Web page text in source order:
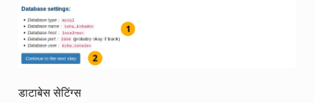
डाटाबेस सेटिंग्स